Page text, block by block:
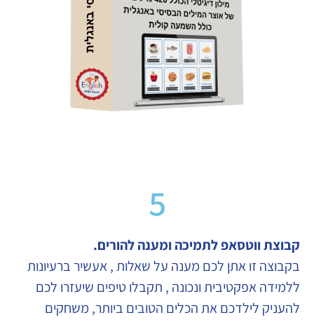
5
קבוצת ווטסאפ לתמיכה ומענה להורים.
בקבוצה זו אתן לכם מענה על שאלות , אעשיר ברעיונות
ללמידה אפקטיבית ונכונה , תקבלו טיפים שיעזרו לכם
להעניק לילדכם את הכלים הטובים ביותר, משחקים